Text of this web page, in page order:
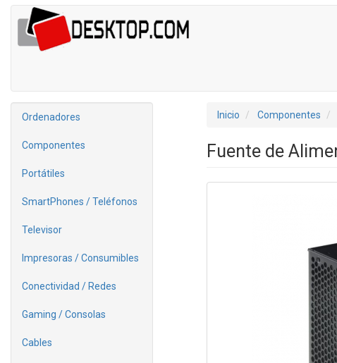
Ordenadores
Componentes
Portátiles
SmartPhones / Teléfonos
Televisor
Impresoras / Consumibles
Conectividad / Redes
Gaming / Consolas
Cables
Inicio Componentes
Fuente de